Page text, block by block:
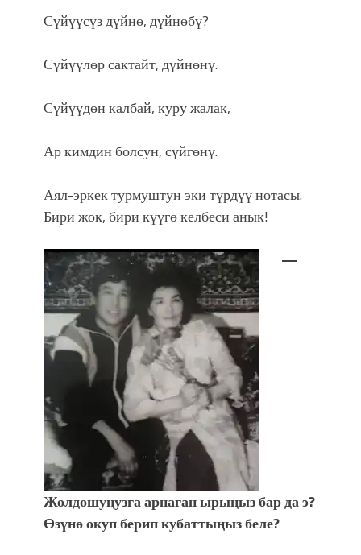
Сүйүүсүз дүйнө, дүйнөбү?
Сүйүүлөр сактайт, дүйнөнү.
Сүйүүдөн калбай, куру жалак,
Ар кимдин болсун, сүйгөнү.
Аял-эркек турмуштун эки түрдүү нотасы.
Бири жок, бири күүгө келбеси анык!
—
Жолдошуңузга арнаган ырыңыз бар да э?
Өзүнө окуп берип кубаттыңыз беле?